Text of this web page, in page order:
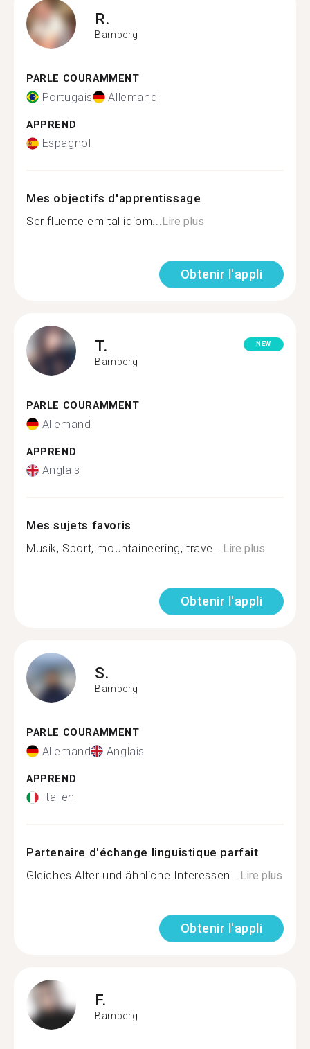
R.
Bamberg
PARLE COURAMMENT
Portugais Allemand
APPREND
Espagnol
Mes objectifs d'apprentissage
Ser fluente em tal idiom...Lire plus
Obtenir l'appli
T.
Bamberg
NEW
PARLE COURAMMENT
Allemand
APPREND
Anglais
Mes sujets favoris
Musik, Sport, mountaineering, trave...Lire plus
Obtenir l'appli
S.
Bamberg
PARLE COURAMMENT
Allemand Anglais
APPREND
Italien
Partenaire d'échange linguistique parfait
Gleiches Alter und ähnliche Interessen...Lire plus
Obtenir l'appli
F.
Bamberg